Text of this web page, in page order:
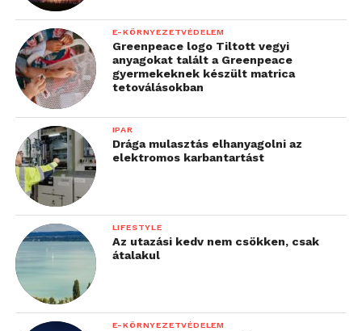
E-KÖRNYEZETVÉDELEM
Greenpeace logo Tiltott vegyi
anyagokat talált a Greenpeace
gyermekeknek készült matrica
tetoválásokban
IPAR
Drága mulasztás elhanyagolni az
elektromos karbantartást
LIFESTYLE
Az utazási kedv nem csökken, csak
átalakul
E-KÖRNYEZETVÉDELEM